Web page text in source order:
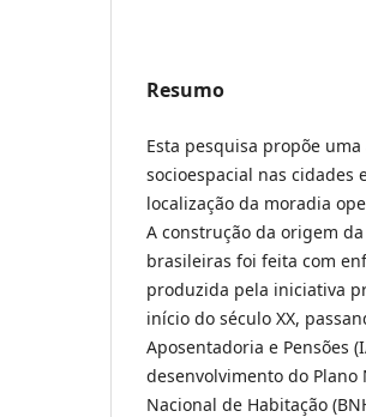
Resumo
Esta pesquisa propõe
socioespacial nas
localização da moradia
A construção da origem
brasileiras foi feita com
produzida pela iniciativa
início do século XX,
Aposentadoria e Pensões
desenvolvimento do Plano
Nacional de Habitação